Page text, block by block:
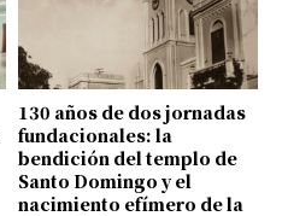
130 años de dos jornadas
fundacionales: la
bendición del templo de
Santo Domingo y el
nacimiento efímero de la